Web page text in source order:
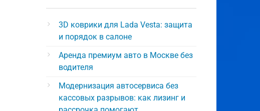
3D коврики для Lada Vesta: защита
и порядок в салоне
Аренда премиум авто в Москве без
водителя
Модернизация автосервиса без
кассовых разрывов: как лизинг и